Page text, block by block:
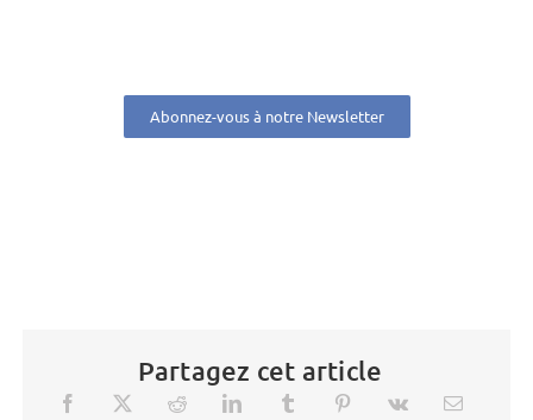
Abonnez-vous à notre Newsletter
Partagez cet article